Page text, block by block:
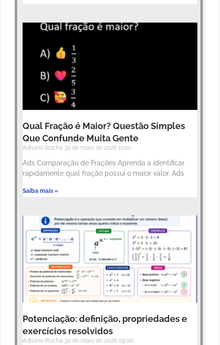
Qual Fração é Maior? Questão Simples
Que Confunde Muita Gente
Adriano Rocha 30 de maio de 2026 11:00
Ads Comparação de Frações Aprenda a identificar
rapidamente qual fração possui o maior valor. Ads
Saiba mais »
Potenciação: definição, propriedades e
exercícios resolvidos
Adriano Rocha 30 de maio de 2026 09:00